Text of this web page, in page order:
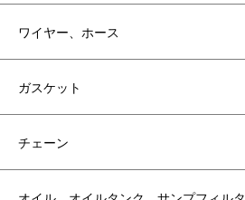
ワイヤー、ホース
ガスケット
チェーン